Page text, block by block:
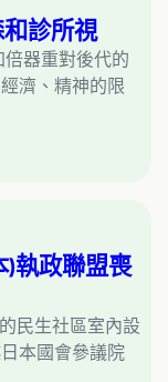
診所視
器重對後代的
濟、精神的限
)執政聯盟喪
民生社區室內設
本國會參議院